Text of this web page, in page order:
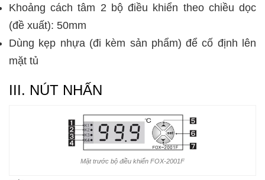
Khoảng cách tâm 2 bộ điều khiển theo chiều dọc
(đề xuất): 50mm
Dùng kẹp nhựa (đi kèm sản phẩm) để cố định lên
mặt tủ
III. NÚT NHẤN
Mặt trước bộ điều khiển FOX-2001F